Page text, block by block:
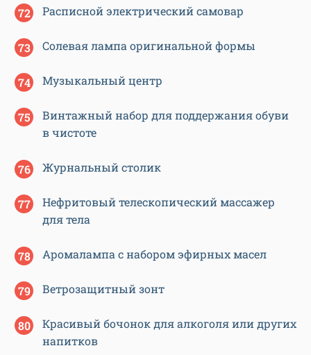
Расписной электрический самовар
Солевая лампа оригинальной формы
Музыкальный центр
Винтажный набор для поддержания обуви
в чистоте
Журнальный столик
Нефритовый телескопический массажер
для тела
Аромалампа с набором эфирных масел
Ветрозащитный зонт
Красивый бочонок для алкоголя или других
напитков